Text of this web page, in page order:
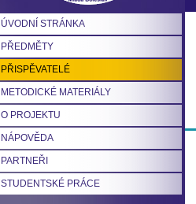
ÚVODNÍ STRÁNKA
PŘEDMĚTY
PŘISPĚVATELÉ
METODICKÉ MATERIÁLY
O PROJEKTU
NÁPOVĚDA
PARTNEŘI
STUDENTSKÉ PRÁCE